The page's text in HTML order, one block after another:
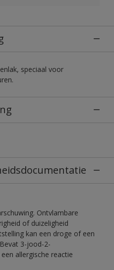
speciaal voor
Ontvlambare
of duizeligheid
kan een droge of een
3-jood-2-
allergische reactie